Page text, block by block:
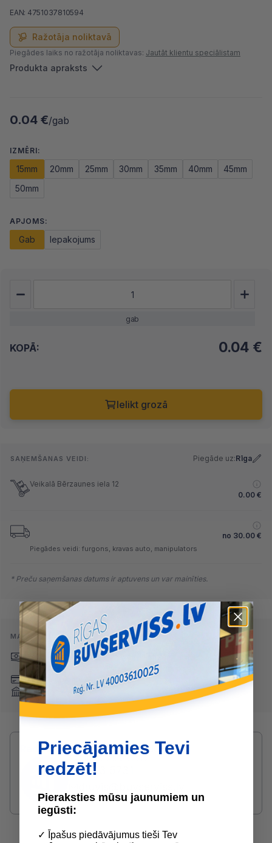
Ražotāja noliktavā
EAN: 4751037810594
Piegādes laiks no ražotāja noliktavas: Jautāt klientu speciālistam
Produkta apraksts
0.04 €/gab
IZMĒRI:
15mm 20mm 25mm 30mm 35mm 40mm
45mm
50mm
APJOMS:
Gab Iepakojums
gab
KOPĀ: 0.04 €
Ielikt grozā
SAŅEMŠANAS VEIDI: Piegāde uz:Rīga
Veikalā Bērzaunes iela 12
0.00 €
no 30.00 €
Piegādes veidi: furgons, kravas auto, manipulators
* Preču saņemšanas datums ir aptuvens un var mainīties.
MAKSĀŠANAS VEIDI:
Skaidrā naudā (arī preci
saņemot)
Maksājumu kartes
Internetbankas
Nomaksa
Radušies jautājumi par produktu?
SAZINIES AR DRUVIS:
2233 5731
Priecājamies Tevi
redzēt!
Pieraksties mūsu jaunumiem un
iegūsti:
✓ Īpašus piedāvājumus tieši Tev